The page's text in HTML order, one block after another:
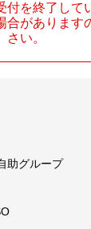
を終了して
合があります
さい。
助グループ